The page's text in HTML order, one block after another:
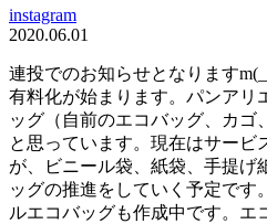
instagram
2020.06.01
連投でのお知らせとなります
有料化が始まります。パンアリ
ッグ（自前のエコバッグ、カゴ
と思っています。現在はサービ
が、ビニール袋、紙袋、手提げ
ッグの推進をしていく予定です
ルエコバッグも作成中です。エ